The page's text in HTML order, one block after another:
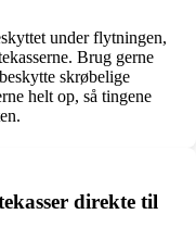
under flytningen,
Brug gerne
skrøbelige
helt op, så tingene
direkte til